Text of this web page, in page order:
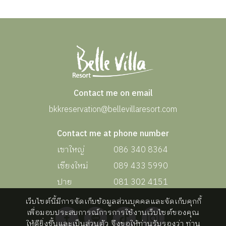
Contact me on email
bkkreservation@bellevillaresort.com
Contact me at phone number
เขาใหญ่
086 340 8364
เชียงใหม่
089 433 5990
ปาย
081 302 4151
เว็บไซต์นี้มีการจัดเก็บข้อมูลส่วนบุคคลและจัดเก็บคุกกี้
เพื่อมอบประสบการณ์การการใช้งานเว็บไซต์ของคุณ